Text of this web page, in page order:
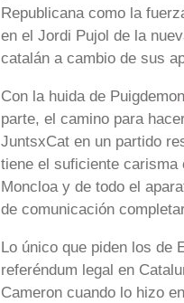
Republicana como la
en el Jordi Pujol de la
catalán a cambio de sus
Con la huida de
parte, el camino para
JuntsxCat en un partido
tiene el suficiente carisma
Moncloa y de todo el
de comunicación
Lo único que piden los de
referéndum legal en
Cameron cuando lo hizo